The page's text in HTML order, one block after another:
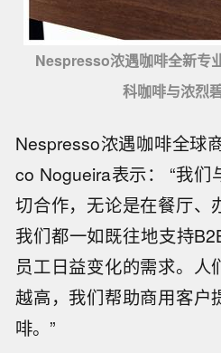
Nespresso浓遇咖啡全新
科咖啡与浓烈
Nespresso浓遇咖啡全球
co Nogueira表示： “我
切合作，无论是在餐厅、
我们都一如既往地支持
员工日益变化的需求。人
越高，我们帮助商用客户
啡。”